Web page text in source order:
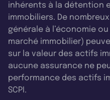
inhérents à la détention
immobiliers. De
générale à l’économie
marché immobilier)
sur la valeur des actifs
aucune assurance ne
performance des actifs
SCPI.